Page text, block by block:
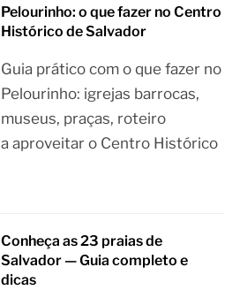
Pelourinho: o que fazer no Centro
Histórico de Salvador
Guia prático com o que fazer no
Pelourinho: igrejas barrocas,
museus, praças, roteiro
aproveitar o Centro Histórico
Conheça as 23 praias de
Salvador — Guia completo e
dicas